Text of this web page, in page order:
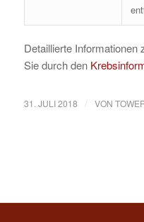
Detaillierte Informationen
Sie durch den
31. JULI 2018 / VON